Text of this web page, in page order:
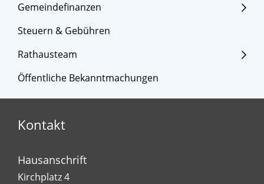
Gemeindefinanzen
Steuern & Gebühren
Rathausteam
Öffentliche Bekanntmachungen
Kontakt
Hausanschrift
Kirchplatz 4